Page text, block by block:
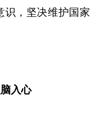
识，坚决维护国家
入心